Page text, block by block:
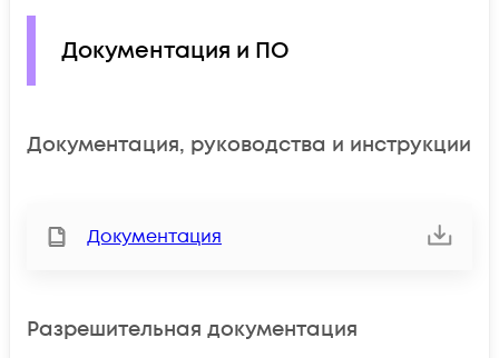
Документация и ПО
Документация, руководства и инструкции
Документация
Разрешительная документация